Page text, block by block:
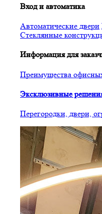
Вход и автоматика
Автоматические двери
Стеклянные
Информация для
Преимущества
Эксклюзивные
Перегородки, двери,